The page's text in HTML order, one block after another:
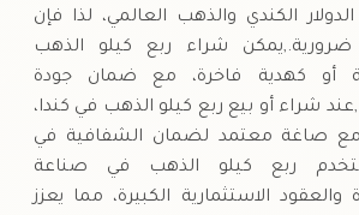
الكندي والذهب العالمي، لذا فإن
ضرورية.,يمكن شراء ربع كيلو الذهب
أو كهدية فاخرة، مع ضمان جودة
شراء أو بيع ربع كيلو الذهب في كندا،
مع صاغة معتمد لضمان الشفافية في
ربع كيلو الذهب في صناعة
والعقود الاستثمارية الكبيرة، مما يعزز